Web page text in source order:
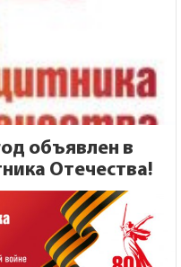
объявлен в
Отечества!